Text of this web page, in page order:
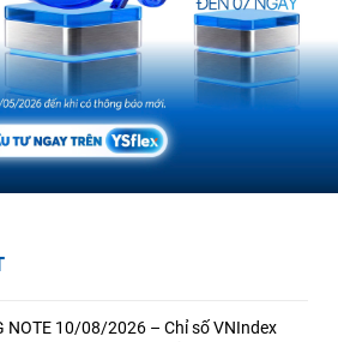
NOTE 10/08/2026 – Chỉ số VNIndex